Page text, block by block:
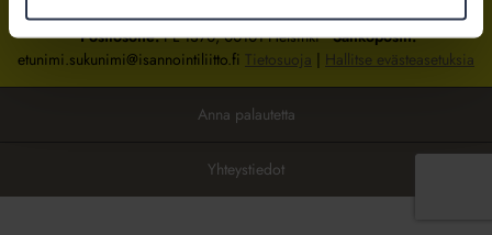
Isännöintiliiton toimistosijaitsee Hakaniemessä Helsingissä.
Postiosoite:PL 1370, 00101 HelsinkiSähköpostit:
etunimi.sukunimi@isannointiliitto.fi Tietosuoja | Hallitse evästeasetuksia
Anna palautetta
Yhteystiedot